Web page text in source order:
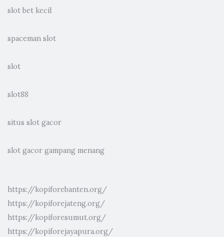
slot bet kecil
spaceman slot
slot
slot88
situs slot gacor
slot gacor gampang menang
https://kopiforebanten.org/
https://kopiforejateng.org/
https://kopiforesumut.org/
https://kopiforejayapura.org/